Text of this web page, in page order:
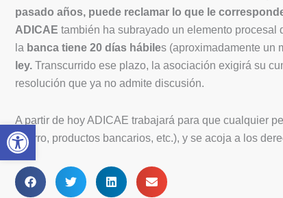
Abrir barra de herramientas
pasado años, puede reclamar lo que le
ADICAE también ha subrayado un elemento
la banca tiene 20 días hábiles (aproximadamente un
ley. Transcurrido ese plazo, la asociación exigirá su
resolución que ya no admite discusión.
A partir de hoy ADICAE trabajará para que cualquier
ahorro, productos bancarios, etc.), y se acoja a los